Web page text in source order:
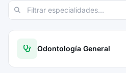
Odontología General